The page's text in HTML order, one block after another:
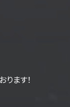
ます！